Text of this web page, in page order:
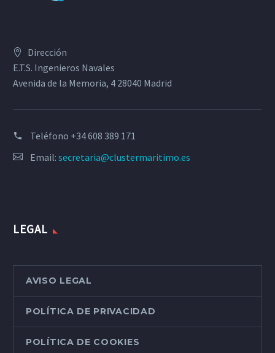
Dirección
E.T.S. Ingenieros Navales
Avenida de la Memoria, 4 28040 Madrid
Teléfono +34 608 389 171
Email: secretaria@clustermaritimo.es
LEGAL
AVISO LEGAL
POLÍTICA DE PRIVACIDAD
POLÍTICA DE COOKIES